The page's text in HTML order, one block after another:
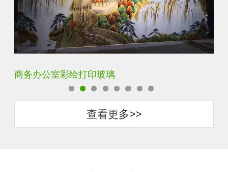
定制透明静电UV打印加工
查看更多>>